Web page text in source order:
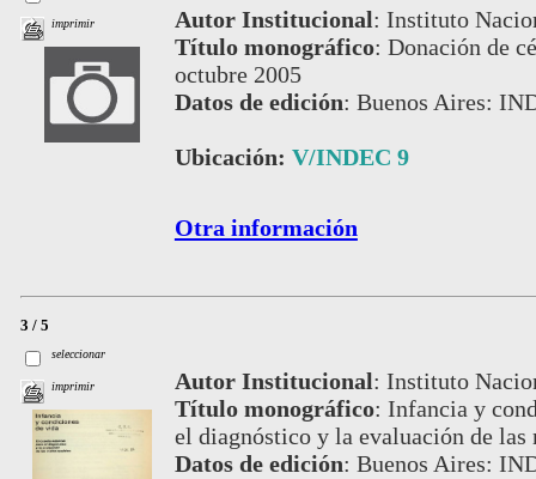
imprimir Autor Institucional: Instituto
Título monográfico: Donación de
octubre 2005
Datos de edición: Buenos Aires:
Ubicación: V/INDEC 9
Otra información
3 / 5
seleccionar
imprimir Autor Institucional: Instituto
Título monográfico: Infancia y
el diagnóstico y la evaluación de las
Datos de edición: Buenos Aires: